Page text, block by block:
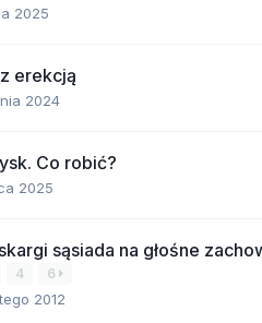
2025
erekcją
2024
Co robić?
2025
sąsiada na głośne
4 6
2012